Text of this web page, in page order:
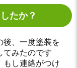
たか？
後、一度塗装を
てみたのです
もし連絡がつけ